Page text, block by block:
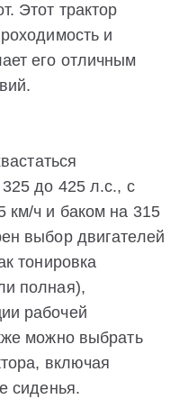
Этот трактор
и
его отличным
до 425 л.с., с
км/ч и баком на 315
выбор двигателей
тонировка
полная),
рабочей
можно выбрать
включая
сиденья.